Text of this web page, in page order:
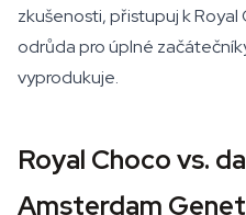
zkušenosti, přistupuj k
odrůda pro úplné
vyprodukuje.
Royal Choco vs.
Amsterdam